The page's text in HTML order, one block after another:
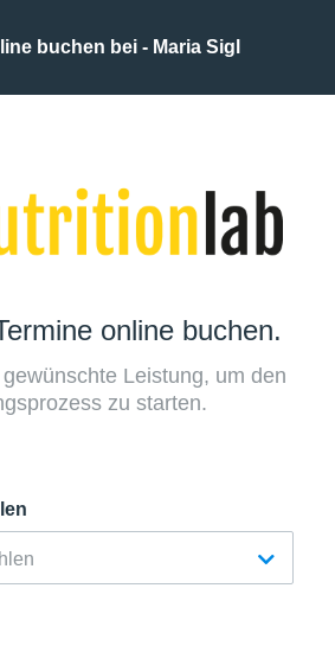
buchen bei - Maria Sigl
online buchen.
Leistung, um den
zu starten.